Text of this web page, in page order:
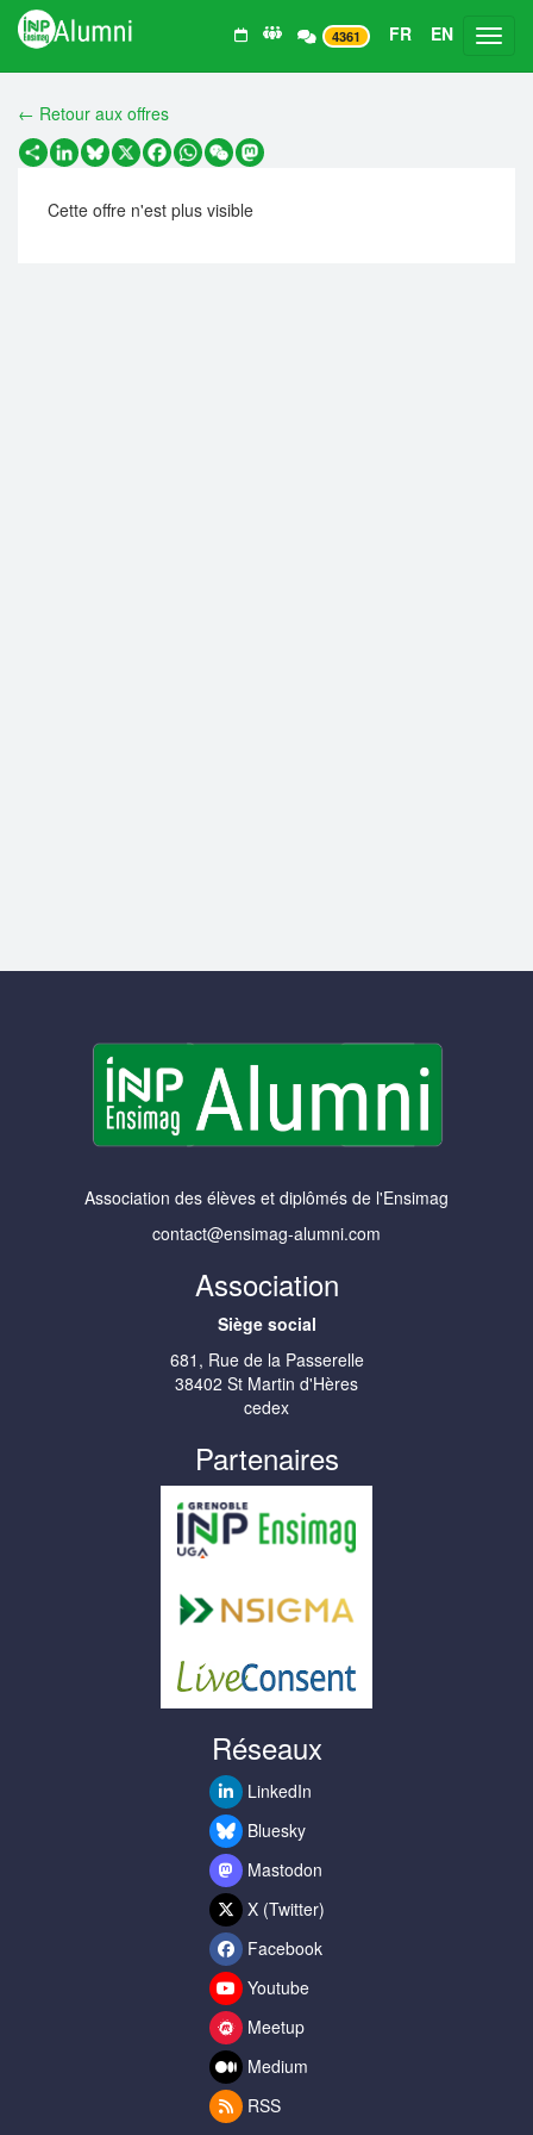
4361 FR EN
← Retour aux offres
PartagerLinkedIn
Bluesky
X Facebook
WhatsApp
WeChatMastodon
Cette offre n'est plus visible
Association des élèves et diplômés de l'Ensimag
contact@ensimag-alumni.com
Association
Siège social
681, Rue de la Passerelle
38402 St Martin d'Hères
cedex
Partenaires
Réseaux
LinkedIn
Bluesky
Mastodon
X (Twitter)
Facebook
Youtube
Meetup
Medium
RSS